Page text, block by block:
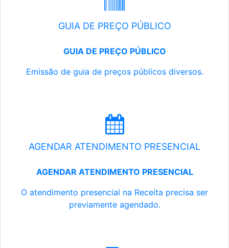
GUIA DE PREÇO PÚBLICO
GUIA DE PREÇO PÚBLICO
Emissão de guia de preços públicos diversos.
AGENDAR ATENDIMENTO PRESENCIAL
AGENDAR ATENDIMENTO PRESENCIAL
O atendimento presencial na Receita precisa ser
previamente agendado.